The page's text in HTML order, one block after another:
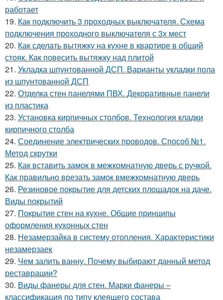
работает
19. Как подключить 3 проходных выключателя. Схема
подключения проходного выключателя с 3х мест
20. Как сделать вытяжку на кухне в квартире в общий
стояк. Как повесить вытяжку над плитой
21. Укладка шпунтованной ДСП. Варианты укладки пола
из шпунтованной ДСП
22. Отделка стен панелями ПВХ. Декоративные панели
из пластика
23. Установка кирпичных столбов. Технология кладки
кирпичного столба
24. Соединение электрических проводов. Способ №1.
Метод скрутки
25. Как вставить замок в межкомнатную дверь с ручкой.
Как правильно врезать замок вмежкомнатную дверь
26. Резиновое покрытие для детских площадок на даче.
Виды покрытий
27. Покрытие стен на кухне. Общие принципы
оформления кухонных стен
28. Незамерзайка в систему отопления. Характеристики
незамерзаек
29. Чем залить ванну. Почему выбирают данный метод
реставрации?
30. Виды фанеры для стен. Марки фанеры –
классификация по типу клеящего состава